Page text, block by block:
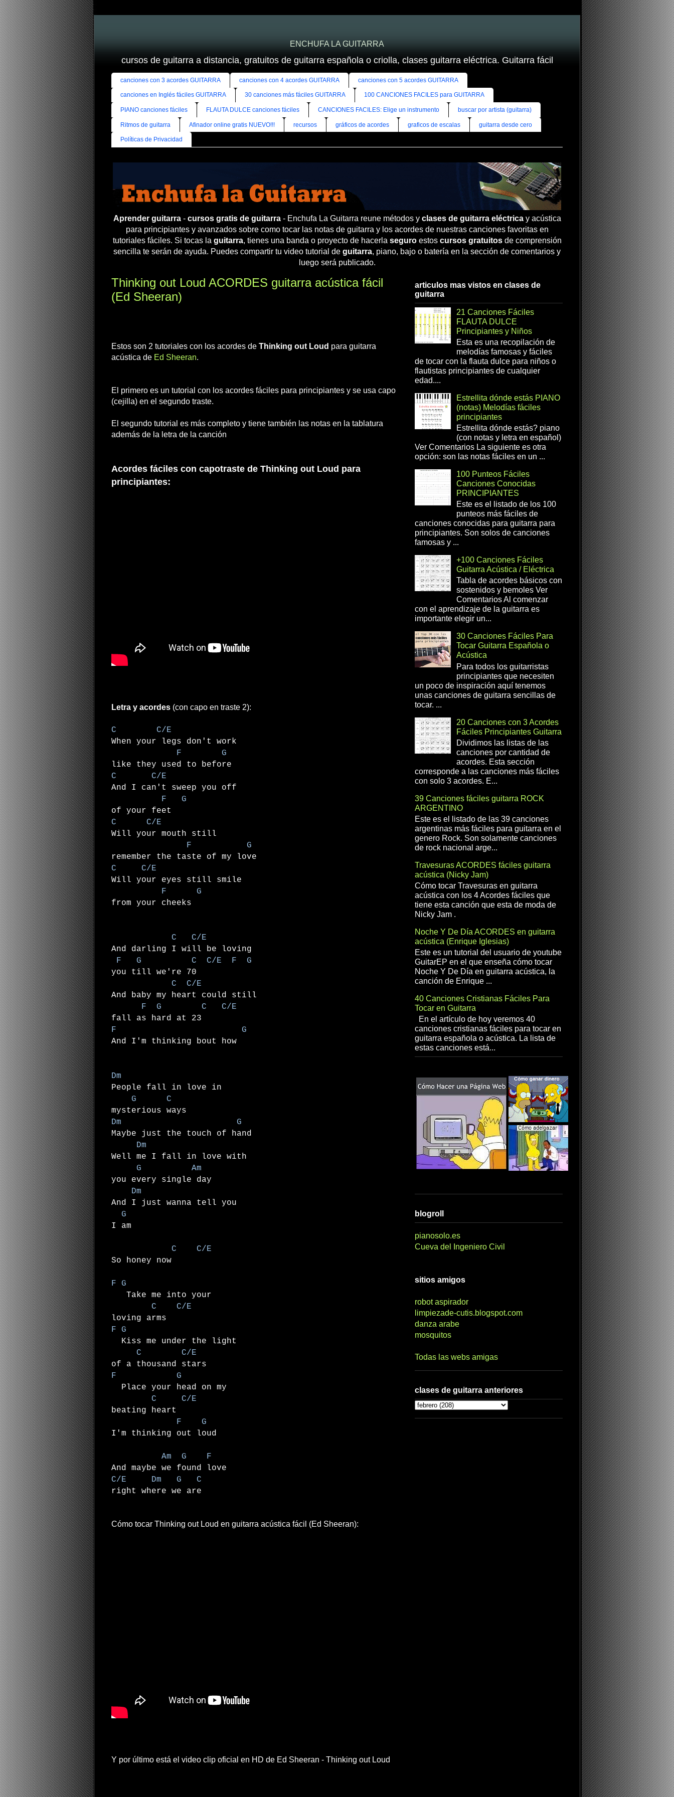
ENCHUFA LA GUITARRA
cursos de guitarra a distancia, gratuitos de guitarra española o criolla, clases guitarra eléctrica. Guitarra fácil
canciones con 3 acordes GUITARRA canciones con 4 acordes GUITARRA canciones con 5 acordes GUITARRA
canciones en Inglés fáciles GUITARRA 30 canciones más fáciles GUITARRA 100 CANCIONES FACILES para GUITARRA
PIANO canciones fáciles FLAUTA DULCE canciones fáciles CANCIONES FACILES: Elige un instrumento buscar por artista (guitarra)
Ritmos de guitarra Afinador online gratis NUEVO!!! recursos gráficos de acordes graficos de escalas guitarra desde cero
Políticas de Privacidad
Aprender guitarra- cursos gratis de guitarra- Enchufa La Guitarra reune métodos y clases de guitarra eléctricay acústica
para principiantes y avanzados sobre como tocar las notas de guitarra y los acordes de nuestras canciones favoritas en
tutoriales fáciles. Si tocas la guitarra, tienes una banda o proyecto de hacerla seguroestos cursos gratuitosde comprensión
sencilla te serán de ayuda. Puedes compartir tu video tutorial de guitarra, piano, bajo o batería en la sección de comentarios y
luego será publicado.
Thinking out Loud ACORDES guitarra acústica fácil
(Ed Sheeran)
Estos son 2 tutoriales con los acordes de Thinking out Loud para guitarra
acústica de Ed Sheeran.
El primero es un tutorial con los acordes fáciles para principiantes y se usa capo
(cejilla) en el segundo traste.
El segundo tutorial es más completo y tiene también las notas en la tablatura
además de la letra de la canción
Acordes fáciles con capotraste de Thinking out Loud para
principiantes:
Letra y acordes (con capo en traste 2):
C C/E
When your legs don't work
F G
like they used to before
C C/E
And I can't sweep you off
F G
of your feet
C C/E
Will your mouth still
F G
remember the taste of my love
C C/E
Will your eyes still smile
F G
from your cheeks
C C/E
And darling I will be
loving
F G C C/E F G
you till we're 70
C C/E
And baby my heart could still
F G C C/E
fall as hard at 23
F G
And I'm thinking bout how
Dm
People fall in love in
G C
mysterious ways
Dm G
Maybe just the touch of hand
Dm
Well me I fall in love with
G Am
you every single day
Dm
And I just wanna tell you
G
I am
C C/E
So honey now
F G
Take me into your
C C/E
loving arms
F G
Kiss me under the light
C C/E
of a thousand stars
F G
Place your head on my
C C/E
beating heart
F G
I'm thinking out loud
Am G F
And maybe we found love
C/E Dm G C
right where we are
Cómo tocar Thinking out Loud en guitarra acústica fácil (Ed Sheeran):
Y por último está el video clip oficial en HD de Ed Sheeran - Thinking out Loud
articulos mas vistos en clases de
guitarra
21 Canciones Fáciles
FLAUTA DULCE
Principiantes y Niños
Esta es una recopilación de
melodías famosas y fáciles
de tocar con la flauta dulce para niños o
flautistas principiantes de cualquier
edad....
Estrellita dónde estás PIANO
(notas) Melodías fáciles
principiantes
Estrellita dónde estás? piano
(con notas y letra en español)
Ver Comentarios La siguiente es otra
opción: son las notas fáciles en un ...
100 Punteos Fáciles
Canciones Conocidas
PRINCIPIANTES
Este es el listado de los 100
punteos más fáciles de
canciones conocidas para guitarra para
principiantes. Son solos de canciones
famosas y ...
+100 Canciones Fáciles
Guitarra Acústica / Eléctrica
Tabla de acordes básicos con
sostenidos y bemoles Ver
Comentarios Al comenzar
con el aprendizaje de la guitarra es
importante elegir un...
30 Canciones Fáciles Para
Tocar Guitarra Española o
Acústica
Para todos los guitarristas
principiantes que necesiten
un poco de inspiración aquí tenemos
unas canciones de guitarra sencillas de
tocar. ...
20 Canciones con 3 Acordes
Fáciles Principiantes Guitarra
Dividimos las listas de las
canciones por cantidad de
acordes. Esta sección
corresponde a las canciones más fáciles
con solo 3 acordes. E...
39 Canciones fáciles guitarra ROCK
ARGENTINO
Este es el listado de las 39 canciones
argentinas más fáciles para guitarra en el
genero Rock. Son solamente canciones
de rock nacional arge...
Travesuras ACORDES fáciles guitarra
acústica (Nicky Jam)
Cómo tocar Travesuras en guitarra
acústica con los 4 Acordes fáciles que
tiene esta canción que esta de moda de
Nicky Jam .
Noche Y De Día ACORDES en guitarra
acústica (Enrique Iglesias)
Este es un tutorial del usuario de youtube
GuitarEP en el que enseña cómo tocar
Noche Y De Día en guitarra acústica, la
canción de Enrique ...
40 Canciones Cristianas Fáciles Para
Tocar en Guitarra
En el artículo de hoy veremos 40
canciones cristianas fáciles para tocar en
guitarra española o acústica. La lista de
estas canciones está...
blogroll
pianosolo.es
Cueva del Ingeniero Civil
sitios amigos
robot aspirador
limpiezade-cutis.blogspot.com
danza arabe
mosquitos
Todas las webs amigas
clases de guitarra anteriores